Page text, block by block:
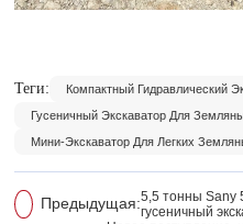
Теги:
Компактный Гидравлический
Гусеничный Экскаватор Для
Мини-Экскаватор Для Легких
Предыдущая:5,5 тонны Sany
гусеничный